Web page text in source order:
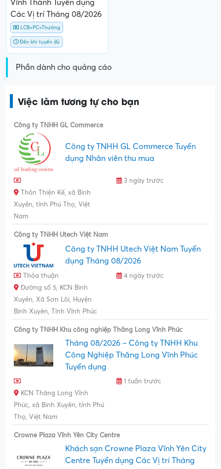
Vĩnh Thành Tuyển dụng
Các Vị trí Tháng 08/2026
LCB+PC+Thưởng
Đến khi tuyển đủ
Phần dành cho quảng cáo
Việc làm tương tự cho bạn
Công ty TNHH GL Commerce
Công ty TNHH GL Commerce Tuyển
dụng Nhân viên thu mua
3 ngày trước
Thôn Thiện Kế, xã Bình
Xuyên, tỉnh Phú Thọ, Việt
Nam
Công ty TNHH Utech Việt Nam
Công ty TNHH Utech Việt Nam Tuyển
dụng Tháng 08/2026
Thỏa thuận
4 ngày trước
Đường số 5, KCN Bình
Xuyên, Xã Sơn Lôi, Huyện
Bình Xuyên, Tỉnh Vĩnh Phúc
Công ty TNHH Khu công nghiệp Thăng Long Vĩnh Phúc
Tháng 08/2026 – Công ty TNHH Khu
Công Nghiệp Thăng Long Vĩnh Phúc
Tuyển dụng
1 tuần trước
KCN Thăng Long Vĩnh
Phúc, xã Bình Xuyên, tỉnh Phú
Thọ, Việt Nam
Crowne Plaza Vĩnh Yên City Centre
Khách sạn Crowne Plaza Vĩnh Yên City
Centre Tuyển dụng Các Vị trí Tháng